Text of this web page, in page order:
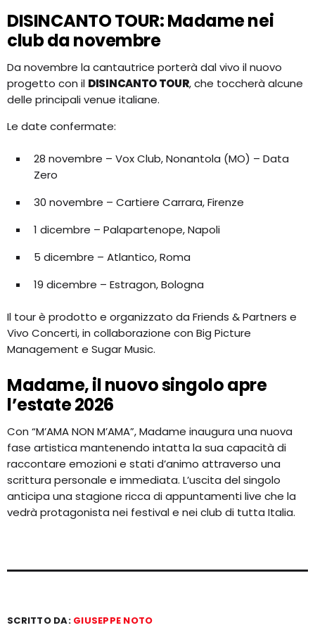
DISINCANTO TOUR: Madame nei
club da novembre
Da novembre la cantautrice porterà dal vivo il nuovo
progetto con il DISINCANTO TOUR, che toccherà alcune
delle principali venue italiane.
Le date confermate:
28 novembre – Vox Club, Nonantola (MO) – Data
Zero
30 novembre – Cartiere Carrara, Firenze
1 dicembre – Palapartenope, Napoli
5 dicembre – Atlantico, Roma
19 dicembre – Estragon, Bologna
Il tour è prodotto e organizzato da Friends & Partners e
Vivo Concerti, in collaborazione con Big Picture
Management e Sugar Music.
Madame, il nuovo singolo apre
l’estate 2026
Con “M’AMA NON M’AMA”, Madame inaugura una nuova
fase artistica mantenendo intatta la sua capacità di
raccontare emozioni e stati d’animo attraverso una
scrittura personale e immediata. L’uscita del singolo
anticipa una stagione ricca di appuntamenti live che la
vedrà protagonista nei festival e nei club di tutta Italia.
SCRITTO DA: GIUSEPPE NOTO